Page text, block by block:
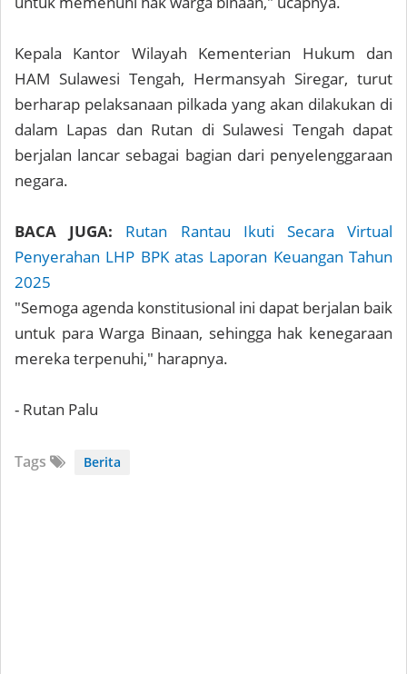
Kepala Kantor Wilayah Kementerian Hukum dan
HAM Sulawesi Tengah, Hermansyah Siregar, turut
berharap pelaksanaan pilkada yang akan dilakukan di
dalam Lapas dan Rutan di Sulawesi Tengah dapat
berjalan lancar sebagai bagian dari penyelenggaraan
negara.
BACA JUGA:
Rutan Rantau Ikuti Secara Virtual
Penyerahan LHP BPK atas Laporan Keuangan Tahun
2025
"Semoga agenda konstitusional ini dapat berjalan baik
untuk para Warga Binaan, sehingga hak kenegaraan
mereka terpenuhi," harapnya.
- Rutan Palu
Tags Berita